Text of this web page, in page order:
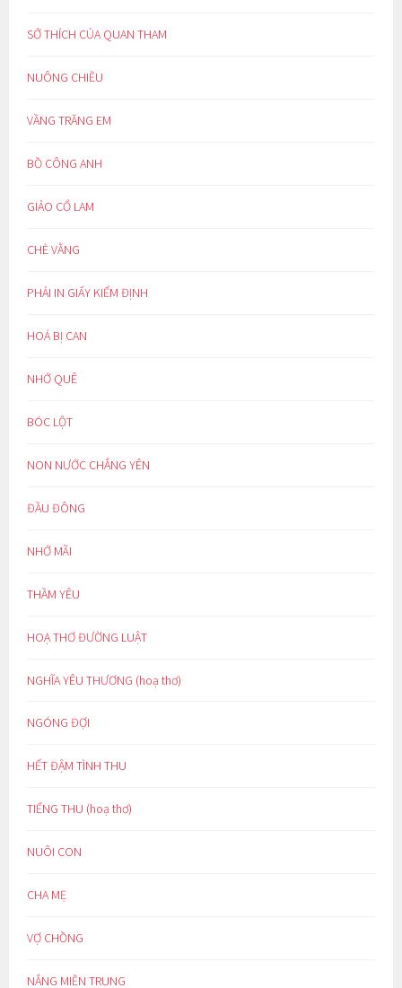
SỞ THÍCH CỦA QUAN THAM
NUÔNG CHIỀU
VẦNG TRĂNG EM
BỒ CÔNG ANH
GIẢO CỔ LAM
CHÈ VẰNG
PHẢI IN GIẤY KIỂM ĐỊNH
HOÁ BỊ CAN
NHỚ QUÊ
BÓC LỘT
NON NƯỚC CHẲNG YÊN
ĐẦU ĐÔNG
NHỚ MÃI
THẦM YÊU
HOẠ THƠ ĐƯỜNG LUẬT
NGHĨA YÊU THƯƠNG (hoạ thơ)
NGÓNG ĐỢI
HẾT ĐẬM TÌNH THU
TIẾNG THU (hoạ thơ)
NUÔI CON
CHA MẸ
VỢ CHỒNG
NẮNG MIỀN TRUNG